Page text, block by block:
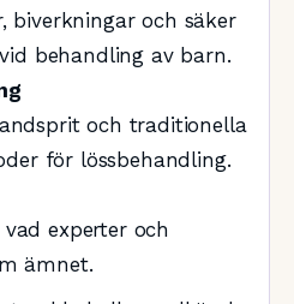
biverkningar och säker
behandling av barn.
och traditionella
för lössbehandling.
experter och
ämnet.